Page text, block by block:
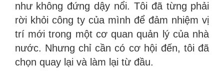
như không đứng dậy nổi. Tôi đã từng phải
rời khỏi công ty của mình để đảm nhiệm vị
trí mới trong một cơ quan quản lý của nhà
nước. Nhưng chỉ cần có cơ hội đến, tôi đã
chọn quay lại và làm lại từ đầu.